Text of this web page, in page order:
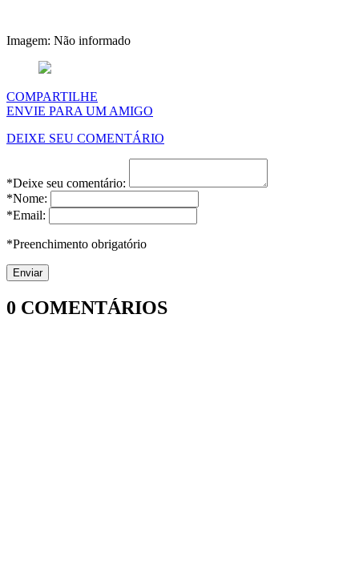
Imagem: Não informado
COMPARTILHE
ENVIE PARA UM AMIGO
DEIXE SEU COMENTÁRIO
*Deixe seu comentário:
*Nome:
*Email:
*Preenchimento obrigatório
0 COMENTÁRIOS